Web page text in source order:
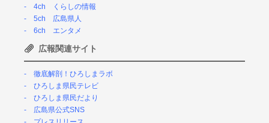
4ch くらしの情報
5ch 広島県人
6ch エンタメ
広報関連サイト
徹底解剖！ひろしまラボ
ひろしま県民テレビ
ひろしま県民だより
広島県公式SNS